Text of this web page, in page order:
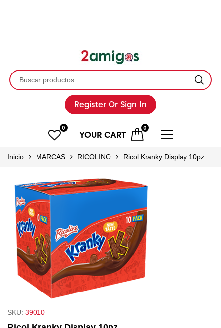
Register Or Sign In
0 0
YOUR CART
Inicio MARCAS RICOLINO Ricol Kranky Display 10pz
SKU: 39010